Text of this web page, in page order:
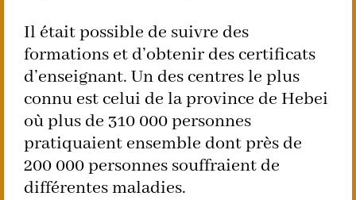
Il était possible de suivre des
formations et d’obtenir des certificats
d’enseignant. Un des centres le plus
connu est celui de la province de Hebei
où plus de 310 000 personnes
pratiquaient ensemble dont près de
200 000 personnes souffraient de
différentes maladies.